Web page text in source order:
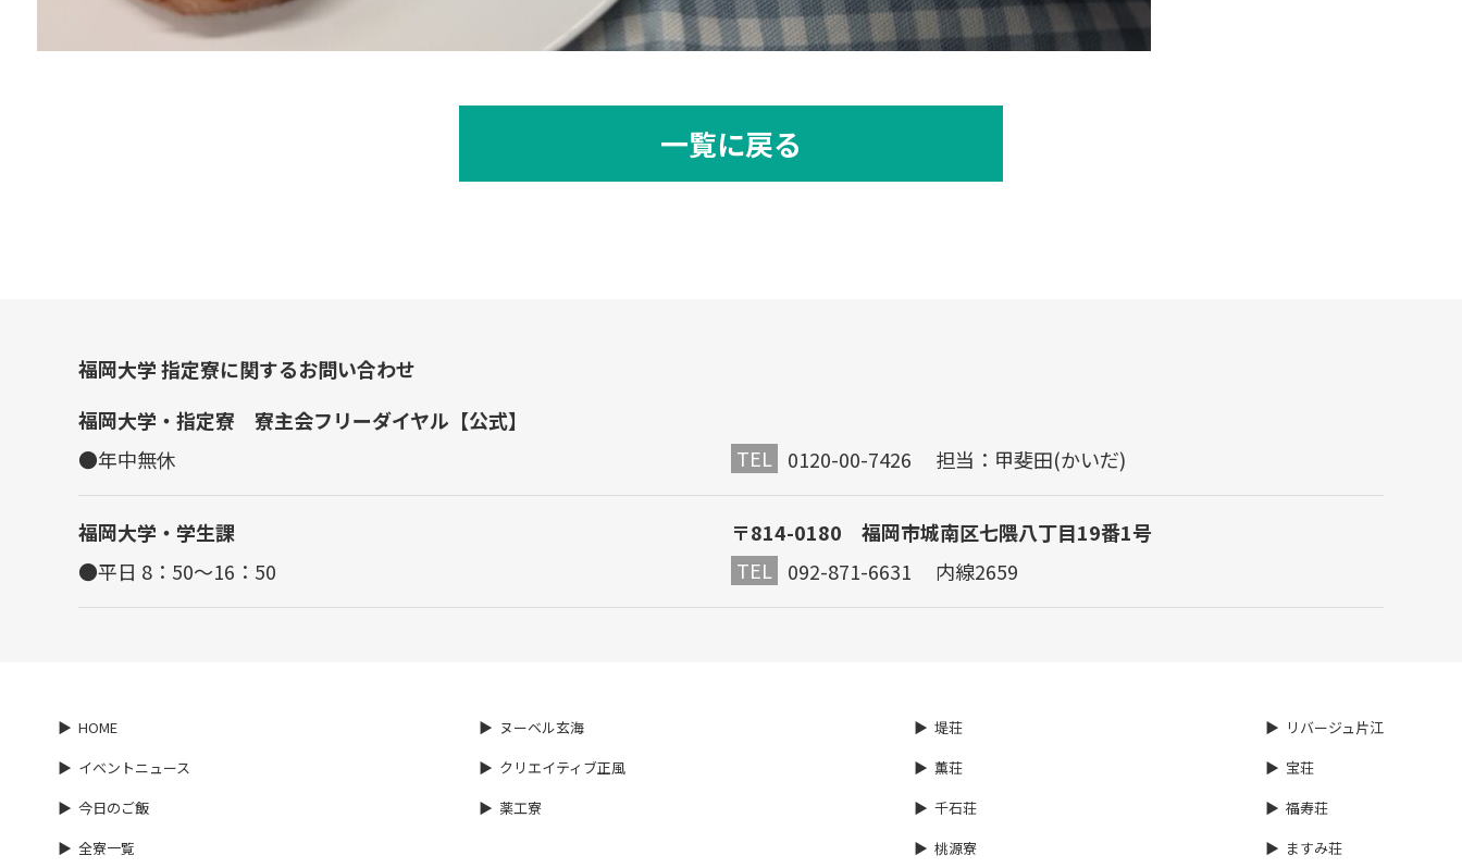
一覧に戻る
福岡大学 指定寮に関するお問い合わせ
福岡大学・指定寮 寮主会フリーダイヤル【公式】
●年中無休
TEL 0120-00-7426 担当：甲斐田(かいだ)
福岡大学・学生課
●平日 8：50～16：50
〒814-0180 福岡市城南区七隈八丁目19番1号
TEL 092-871-6631 内線2659
HOME
イベントニュース
今日のご飯
全寮一覧
ヌーベル玄海
クリエイティブ正風
薬工寮
堤荘
薫荘
千石荘
桃源寮
リバージュ片江
宝荘
福寿荘
ますみ荘